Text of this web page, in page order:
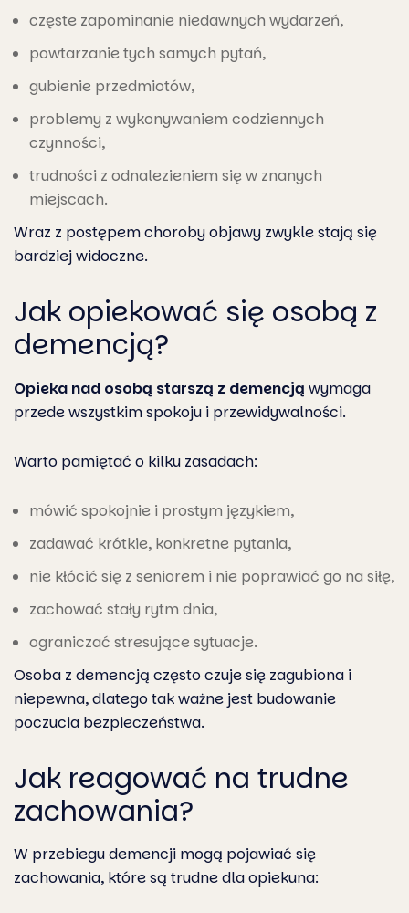
częste zapominanie niedawnych wydarzeń,
powtarzanie tych samych pytań,
gubienie przedmiotów,
problemy z wykonywaniem codziennych
czynności,
trudności z odnalezieniem się w znanych
miejscach.
Wraz z postępem choroby objawy zwykle stają się
bardziej widoczne.
Jak opiekować się osobą z
demencją?
Opieka nad osobą starszą z demencją wymaga
przede wszystkim spokoju i przewidywalności.
Warto pamiętać o kilku zasadach:
mówić spokojnie i prostym językiem,
zadawać krótkie, konkretne pytania,
nie kłócić się z seniorem i nie poprawiać go na siłę,
zachować stały rytm dnia,
ograniczać stresujące sytuacje.
Osoba z demencją często czuje się zagubiona i
niepewna, dlatego tak ważne jest budowanie
poczucia bezpieczeństwa.
Jak reagować na trudne
zachowania?
W przebiegu demencji mogą pojawiać się
zachowania, które są trudne dla opiekuna: